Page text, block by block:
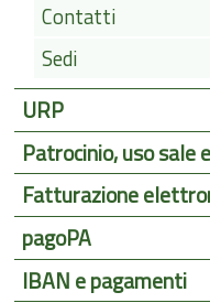
Contatti
Sedi
URP
Patrocinio, uso sale
Fatturazione
pagoPA
IBAN e pagamenti